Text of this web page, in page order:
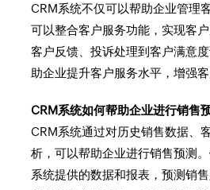
CRM系统不仅可以帮助企业管理
可以整合客户服务功能，实现客
客户反馈、投诉处理到客户满意
助企业提升客户服务水平，增强客
CRM系统如何帮助企业进行销售
CRM系统通过对历史销售数据、
析，可以帮助企业进行销售预测
系统提供的数据和报表，预测销